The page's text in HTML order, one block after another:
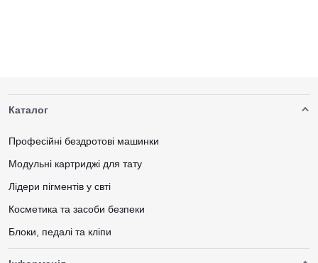
Каталог
Професійні бездротові машинки
Модульні картриджі для тату
Лідери пігментів у свті
Косметика та засоби безпеки
Блоки, педалі та кліпи